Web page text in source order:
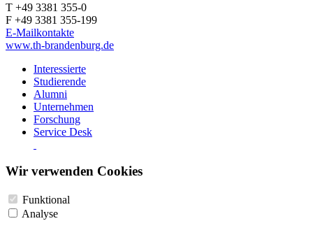
T +49 3381 355-0
F +49 3381 355-199
E-Mailkontakte
www.th-brandenburg.de
Interessierte
Studierende
Alumni
Unternehmen
Forschung
Service Desk
Wir verwenden Cookies
Funktional
Analyse